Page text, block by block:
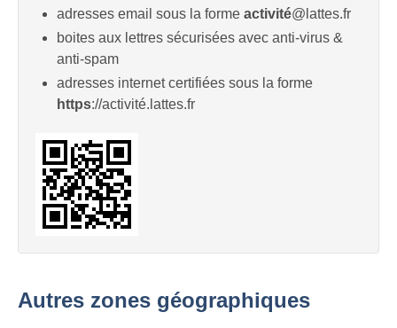
adresses email sous la forme activité@lattes.fr
boites aux lettres sécurisées avec anti-virus &
anti-spam
adresses internet certifiées sous la forme
https://activité.lattes.fr
Autres zones géographiques